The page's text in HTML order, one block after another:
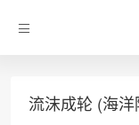
流沫成轮 (海